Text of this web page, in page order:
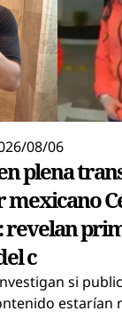
08/06
plena
revelan
c
si
estarían